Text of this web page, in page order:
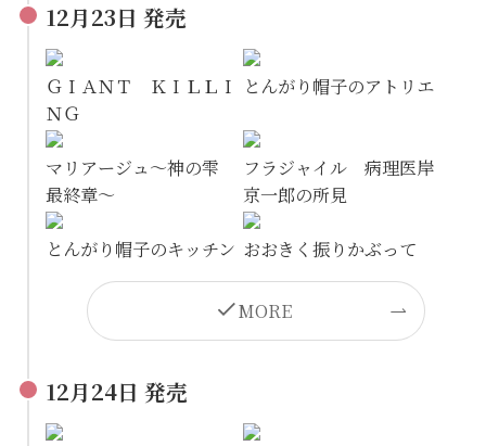
12月23日 発売
ＧＩＡＮＴ ＫＩＬＬＩ
ＮＧ
とんがり帽子のアトリエ
マリアージュ～神の雫
最終章～
フラジャイル 病理医岸
京一郎の所見
とんがり帽子のキッチン おおきく振りかぶって
MORE
12月24日 発売